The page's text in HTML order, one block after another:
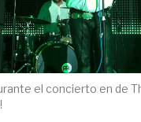
el concierto en de